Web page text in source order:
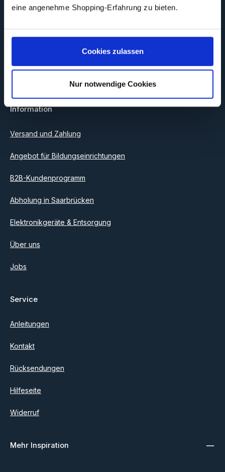
eine angenehme Shopping-Erfahrung zu bieten.
Cookies zulassen
Nur notwendige Cookies
Newsletter
Newsletter, um rechtzeitig über neue Produkte und Angebote
E-Mail-Adresse*
Datenschutz
Ich habe dieDatenschutzbestimmungen
einverstanden.
Information
Versand und Zahlung
Angebot für Bildungseinrichtungen
B2B-Kundenprogramm
Abholung in Saarbrücken
Elektronikgeräte & Entsorgung
Über uns
Jobs
Service
Anleitungen
Kontakt
Rücksendungen
Hilfeseite
Widerruf
Mehr Inspiration